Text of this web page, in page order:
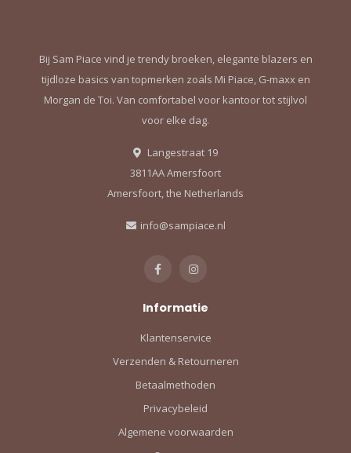
Bij Sam Piace vind je trendy broeken, elegante blazers en
tijdloze basics van topmerken zoals Mi Piace, G-maxx en
Morgan de Toi. Van comfortabel voor kantoor tot stijlvol
voor elke dag.
Langestraat 19
3811AA Amersfoort
Amersfoort, the Netherlands
info@sampiace.nl
Informatie
Klantenservice
Verzenden & Retourneren
Betaalmethoden
Privacybeleid
Algemene voorwaarden